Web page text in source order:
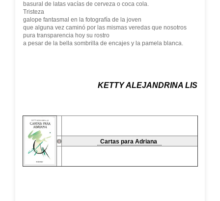
basural de latas vacías de cerveza o coca cola.
Tristeza
galope fantasmal en la fotografía de la joven
que alguna vez caminó por las mismas veredas que nosotros
pura transparencia hoy su rostro
a pesar de la bella sombrilla de encajes y la pamela blanca.
KETTY ALEJANDRINA LIS
Cartas para Adriana